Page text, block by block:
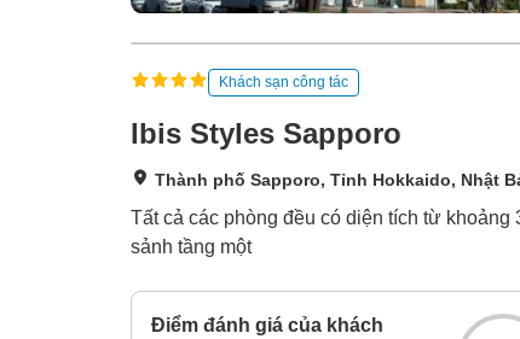
Khách sạn công tác
Ibis Styles Sapporo
Thành phố Sapporo, Tỉnh Hokkaido, Nhật
Tất cả các phòng đều có diện tích từ
sảnh tầng một
Điểm đánh giá của khách